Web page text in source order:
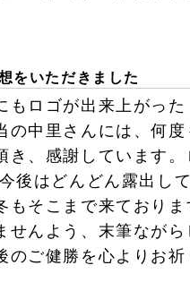
をいただきました
もロゴが出来上がった
の中里さんには、何度
き、感謝しています。
後はどんどん露出し
もそこまで来ておりま
せんよう、末筆ながら
のご健勝を心よりお祈